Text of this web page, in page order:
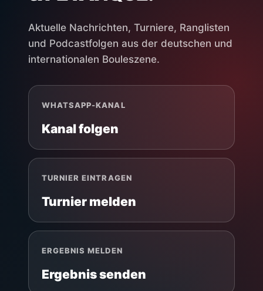
Aktuelle Nachrichten, Turniere, Ranglisten
und Podcastfolgen aus der deutschen und
internationalen Bouleszene.
WHATSAPP-KANAL
Kanal folgen
TURNIER EINTRAGEN
Turnier melden
ERGEBNIS MELDEN
Ergebnis senden